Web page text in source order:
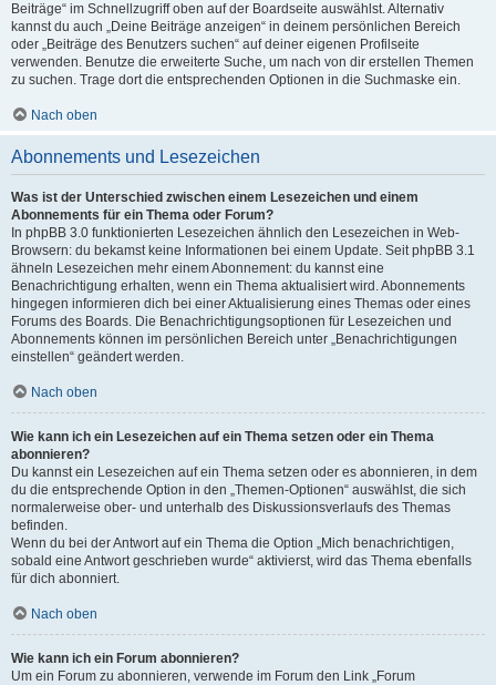
Beiträge“ im Schnellzugriff oben auf der Boardseite auswählst. Alternativ
kannst du auch „Deine Beiträge anzeigen“ in deinem persönlichen Bereich
oder „Beiträge des Benutzers suchen“ auf deiner eigenen Profilseite
verwenden. Benutze die erweiterte Suche, um nach von dir erstellen Themen
zu suchen. Trage dort die entsprechenden Optionen in die Suchmaske ein.
Nach oben
Abonnements und Lesezeichen
Was ist der Unterschied zwischen einem Lesezeichen und einem
Abonnements für ein Thema oder Forum?
In phpBB 3.0 funktionierten Lesezeichen ähnlich den Lesezeichen in Web-
Browsern: du bekamst keine Informationen bei einem Update. Seit phpBB 3.1
ähneln Lesezeichen mehr einem Abonnement: du kannst eine
Benachrichtigung erhalten, wenn ein Thema aktualisiert wird. Abonnements
hingegen informieren dich bei einer Aktualisierung eines Themas oder eines
Forums des Boards. Die Benachrichtigungsoptionen für Lesezeichen und
Abonnements können im persönlichen Bereich unter „Benachrichtigungen
einstellen“ geändert werden.
Nach oben
Wie kann ich ein Lesezeichen auf ein Thema setzen oder ein Thema
abonnieren?
Du kannst ein Lesezeichen auf ein Thema setzen oder es abonnieren, in dem
du die entsprechende Option in den „Themen-Optionen“ auswählst, die sich
normalerweise ober- und unterhalb des Diskussionsverlaufs des Themas
befinden.
Wenn du bei der Antwort auf ein Thema die Option „Mich benachrichtigen,
sobald eine Antwort geschrieben wurde“ aktivierst, wird das Thema ebenfalls
für dich abonniert.
Nach oben
Wie kann ich ein Forum abonnieren?
Um ein Forum zu abonnieren, verwende im Forum den Link „Forum